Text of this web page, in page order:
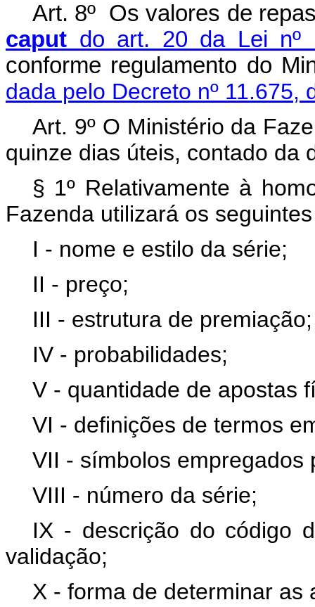
Art. 8º Os valores de
caput do art. 20 da Lei nº
conforme regulamento
dada pelo Decreto nº 11.675,
Art. 9º O Ministério da
quinze dias úteis, contado da
§ 1º Relativamente à
Fazenda utilizará os
I - nome e estilo da série;
II - preço;
III - estrutura de premiação;
IV - probabilidades;
V - quantidade de apostas
VI - definições de termos
VII - símbolos empregados
VIII - número da série;
IX - descrição do código
validação;
X - forma de determinar as